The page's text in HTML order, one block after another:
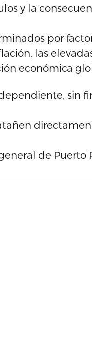
y la
por
las
económica
sin
de Puerto